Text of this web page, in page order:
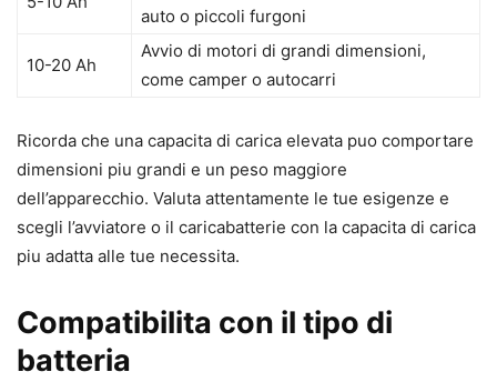
auto o piccoli furgoni
10-20 Ah
Avvio di motori di grandi dimensioni,
come camper o autocarri
Ricorda che una capacita di carica elevata puo comportare
dimensioni piu grandi e un peso maggiore
dell’apparecchio. Valuta attentamente le tue esigenze e
scegli l’avviatore o il caricabatterie con la capacita di carica
piu adatta alle tue necessita.
Compatibilita con il tipo di
batteria